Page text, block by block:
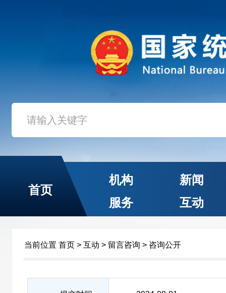
首页
机构
新闻
服务
互动
当前位置 首页> 互动 > 留言咨询 > 咨询公开